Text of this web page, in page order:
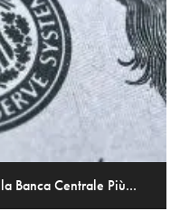
Banca Centrale Più...